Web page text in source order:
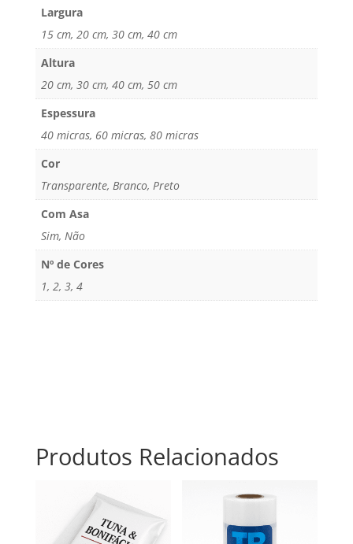
Largura
15 cm, 20 cm, 30 cm, 40 cm
Altura
20 cm, 30 cm, 40 cm, 50 cm
Espessura
40 micras, 60 micras, 80 micras
Cor
Transparente, Branco, Preto
Com Asa
Sim, Não
Nº de Cores
1, 2, 3, 4
Produtos Relacionados